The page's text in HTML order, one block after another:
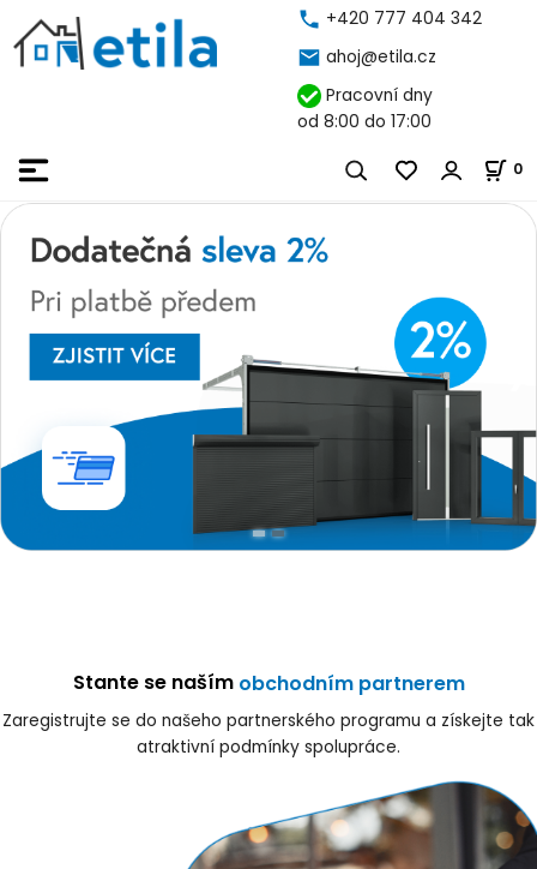
+420 777 404 342
ahoj@etila.cz
Pracovní dny
od 8:00 do 17:00
0
Stante se naším obchodním partnerem
Zaregistrujte se do našeho partnerského programu a získejte tak
atraktivní podmínky spolupráce.